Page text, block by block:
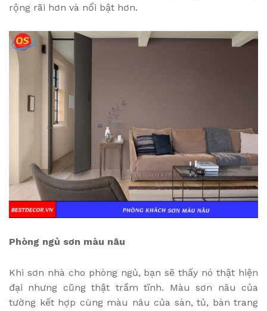
rộng rãi hơn và nổi bật hơn.
Phòng ngủ sơn màu nâu
Khi sơn nhà cho phòng ngủ, bạn sẽ thấy nó thật hiện
đại nhưng cũng thật trầm tĩnh. Màu sơn nâu của
tường kết hợp cùng màu nâu của sàn, tủ, bàn trang